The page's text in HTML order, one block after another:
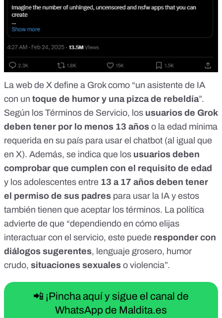
La web de X define a Grok como “un asistente de IA
con un toque de humor y una pizca de rebeldía”.
Según los Términos de Servicio, los usuarios de Grok
deben tener por lo menos 13 años o la edad mínima
requerida en su país para usar el chatbot (al igual que
en X). Además, se indica que los usuarios deben
comprobar que cumplen con el requisito de edad
y los adolescentes entre 13 a 17 años deben tener
el permiso de sus padres para usar la IA y estos
también tienen que aceptar los términos. La política
advierte de que “dependiendo en cómo elijas
interactuar con el servicio, este puede responder con
diálogos sugerentes, lenguaje grosero, humor
crudo, situaciones sexuales o violencia”.
📲 ¡Pincha aquí y sigue el canal de
WhatsApp de Maldita.es